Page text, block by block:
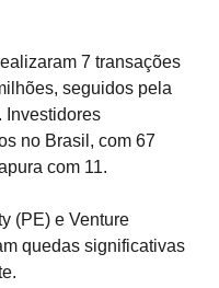
7 transações
seguidos pela
Investidores
no Brasil, com 67
com 11.
(PE) e Venture
quedas significativas